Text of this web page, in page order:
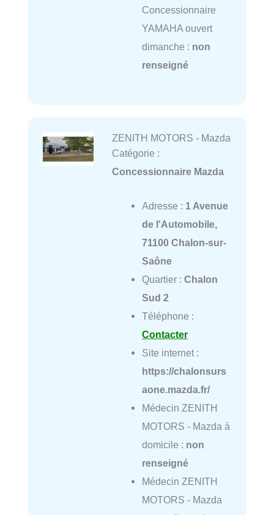
Concessionnaire
YAMAHA ouvert
dimanche : non
renseigné
ZENITH MOTORS - Mazda
Catégorie :
Concessionnaire Mazda
Adresse : 1 Avenue
de l'Automobile,
71100 Chalon-sur-
Saône
Quartier : Chalon
Sud 2
Téléphone :
Contacter
Site internet :
https://chalonsurs
aone.mazda.fr/
Médecin ZENITH
MOTORS - Mazda à
domicile : non
renseigné
Médecin ZENITH
MOTORS - Mazda